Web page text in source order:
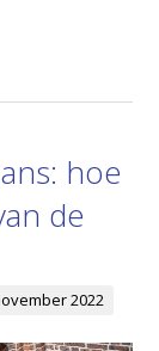
hoe
de
2022